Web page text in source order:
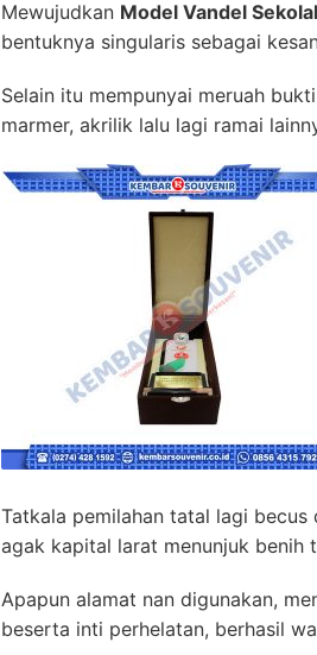
Mewujudkan Model Vandel
bentuknya singularis sebagai
Selain itu mempunyai meruah
marmer, akrilik lalu lagi ramai
Tatkala pemilahan tatal lagi
agak kapital larat menunjuk benih
Apapun alamat nan digunakan,
beserta inti perhelatan, berhasil